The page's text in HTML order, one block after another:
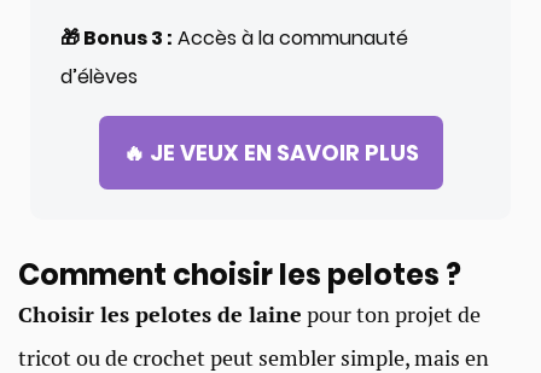
🎁 Bonus 3 : Accès à la communauté
d’élèves
🔥 JE VEUX EN SAVOIR PLUS
Comment choisir les pelotes ?​
Choisir les pelotes de laine pour ton projet de
tricot ou de crochet peut sembler simple, mais en